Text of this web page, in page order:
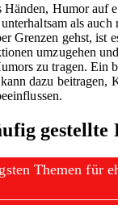
Humor auf
als auch
Grenzen gehst, ist
umzugehen
zu tragen. Ein
dazu beitragen,
gestellte
Themen für